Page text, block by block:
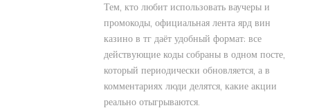
Тем, кто любит использовать ваучеры и
промокоды, официальная лента ярд вин
казино в тг даёт удобный формат: все
действующие коды собраны в одном посте,
который периодически обновляется, а в
комментариях люди делятся, какие акции
реально отыгрываются.